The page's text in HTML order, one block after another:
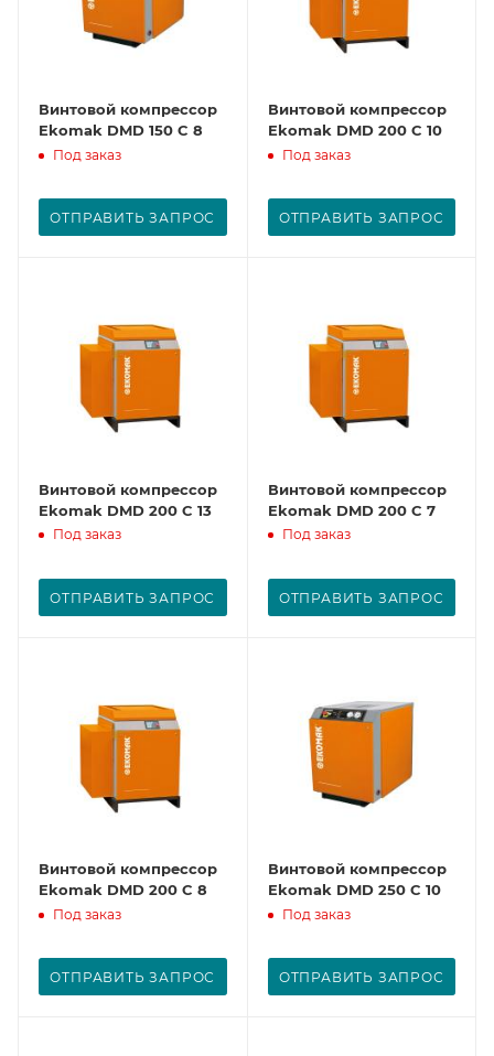
Винтовой компрессор
Ekomak DMD 150 C 8
Под заказ
ОТПРАВИТЬ ЗАПРОС
Винтовой компрессор
Ekomak DMD 200 C 10
Под заказ
ОТПРАВИТЬ ЗАПРОС
Винтовой компрессор
Ekomak DMD 200 C 13
Под заказ
ОТПРАВИТЬ ЗАПРОС
Винтовой компрессор
Ekomak DMD 200 C 7
Под заказ
ОТПРАВИТЬ ЗАПРОС
Винтовой компрессор
Ekomak DMD 200 C 8
Под заказ
ОТПРАВИТЬ ЗАПРОС
Винтовой компрессор
Ekomak DMD 250 C 10
Под заказ
ОТПРАВИТЬ ЗАПРОС